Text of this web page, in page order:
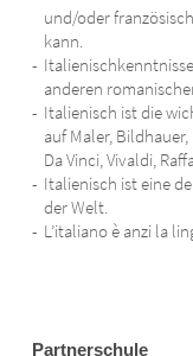
und/oder
kann.
anderen
Italienisch ist die
auf Maler,
Da Vinci, Vivaldi,
Italienisch ist eine
der Welt.
L’italiano è anzi la
Partnerschule